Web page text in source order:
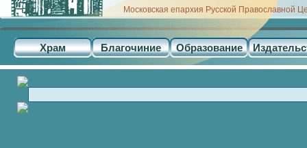
Московская епархия Русской Православной
Храм Благочиние Образование